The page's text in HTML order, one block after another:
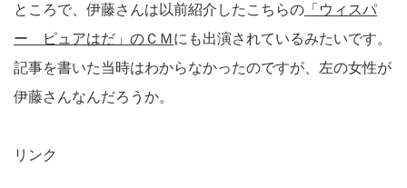
ところで、伊藤さんは以前紹介したこちらの 「ウィスパ
ー ピュアはだ」のＣＭにも出演されているみたいです。
記事を書いた当時はわからなかったのですが、左の女性が
伊藤さんなんだろうか。
リンク